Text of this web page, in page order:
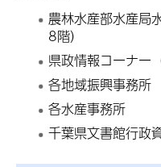
農林水産部水産局
8階）
県政情報コーナー
各地域振興事務所
各水産事務所
千葉県文書館行政